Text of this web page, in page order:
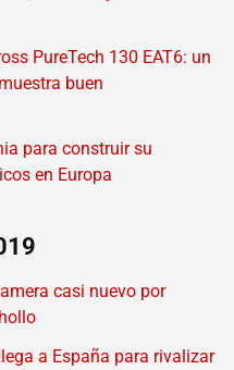
PureTech 130 EAT6: un
buen
para construir su
en Europa
casi nuevo por
a España para rivalizar